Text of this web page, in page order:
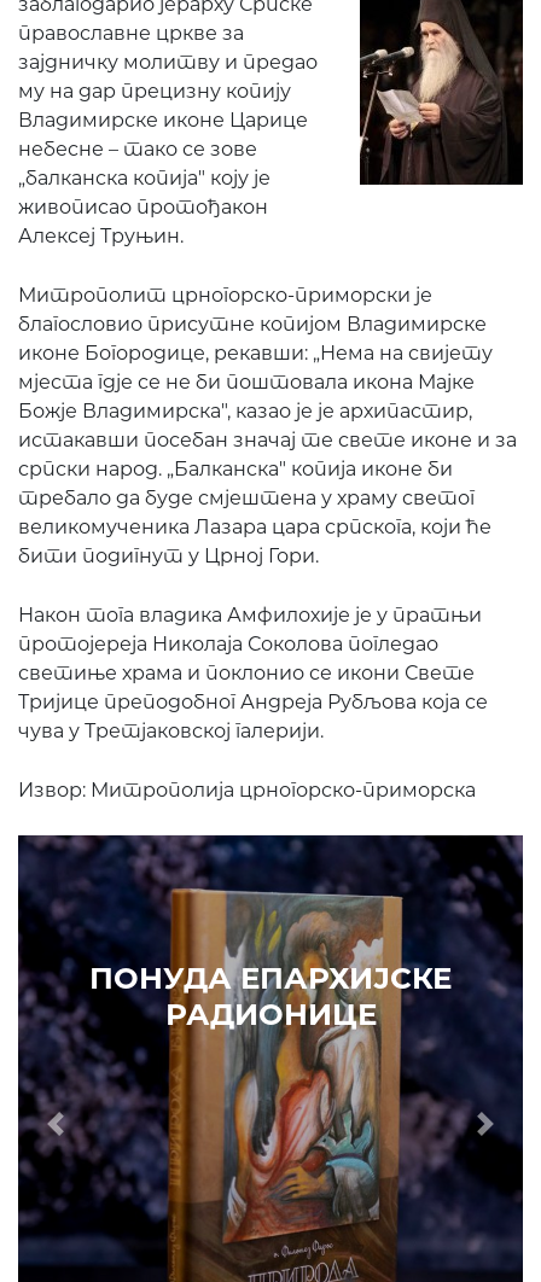
православне цркве за
зајдничку молитву и предао
му на дар прецизну копију
Владимирске иконе Царице
небесне – тако се зове
„балканска копија" коју је
живописао протођакон
Алексеј Труњин.
Митрополит црногорско-приморски је
благословио присутне копијом Владимирске
иконе Богородице, рекавши: „Нема на свијету
мјеста гдје се не би поштовала икона Мајке
Божје Владимирска", казао је је архипастир,
истакавши посебан значај те свете иконе и за
српски народ. „Балканска" копија иконе би
требало да буде смјештена у храму светог
великомученика Лазара цара српскога, који ће
бити подигнут у Црној Гори.
Након тога владика Амфилохије је у пратњи
протојереја Николаја Соколова погледао
светиње храма и поклонио се икони Свете
Тријице преподобног Андреја Рубљова која се
чува у Третјаковској галерији.
Извор: Митрополија црногорско-приморска
ПОНУДА ЕПАРХИЈСКЕ
РАДИОНИЦЕ
КУПИТЕ
Prethodni